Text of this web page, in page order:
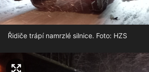
Řidiče trápí namrzlé silnice. Foto: HZS